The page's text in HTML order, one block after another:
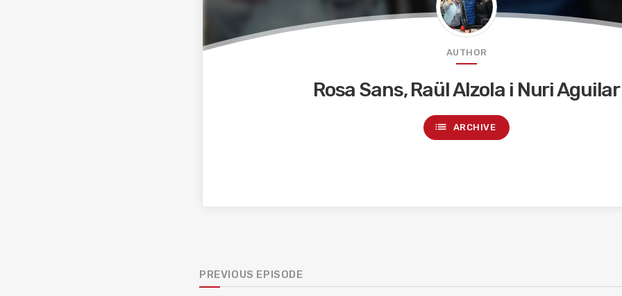
AUTHOR
Rosa Sans, Raül Alzola i Nuri Aguilar
list ARCHIVE
PREVIOUS EPISODE